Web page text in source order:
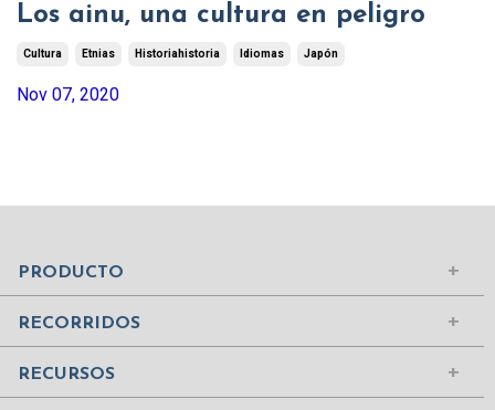
Los ainu, una cultura en peligro
Cultura Etnias Historiahistoria Idiomas Japón
Nov 07, 2020
PRODUCTO
Iniciar sesión
Comprar suscripción
Contenidos
RECORRIDOS
Mundo Islámico
Civilizaciones de la Antigüedad
Ciudades del Mundo
Edad Media
Mujeres Históricas
RECURSOS
¿Quiénes somos?
Contáctanos